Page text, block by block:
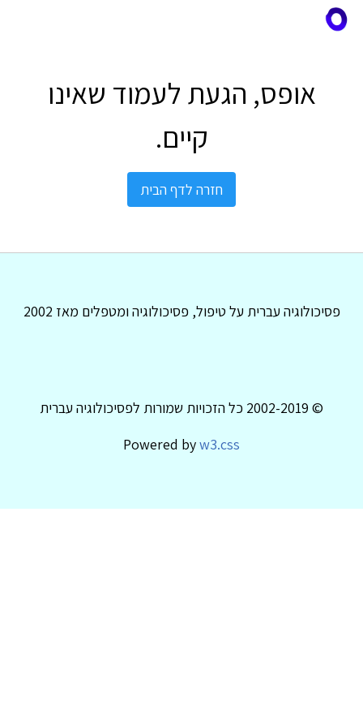
אופס, הגעת לעמוד שאינו
קיים.
חזרה לדף הבית
פסיכולוגיה עברית על טיפול, פסיכולוגיה ומטפלים מאז 2002
© 2002-2019 כל הזכויות שמורות לפסיכולוגיה עברית
Powered byw3.css